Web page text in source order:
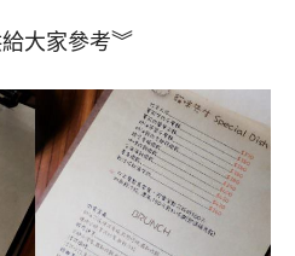
大家參考︾